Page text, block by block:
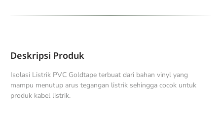
Deskripsi Produk
Isolasi Listrik PVC Goldtape terbuat dari bahan vinyl yang
mampu menutup arus tegangan listrik sehingga cocok untuk
produk kabel listrik.